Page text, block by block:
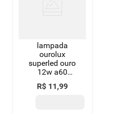
lampada
ourolux
superled ouro
12w a60
6500k cx
R$ 11,99